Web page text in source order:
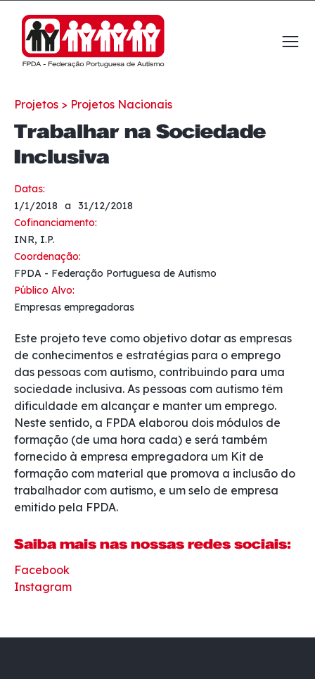
este
inclui
acessibilidade.
Projetos > Projetos Nacionais
Trabalhar na Sociedade
Inclusiva
Datas:
1/1/2018
a 31/12/2018
Cofinanciamento:
INR, I.P.
Coordenação:
FPDA - Federação Portuguesa de Autismo
Público Alvo:
Empresas empregadoras
Este projeto teve como objetivo dotar as empresas
de conhecimentos e estratégias para o emprego
das pessoas com autismo, contribuindo para uma
sociedade inclusiva. As pessoas com autismo têm
dificuldade em alcançar e manter um emprego.
Neste sentido, a FPDA elaborou dois módulos de
formação (de uma hora cada) e será também
fornecido à empresa empregadora um Kit de
formação com material que promova a inclusão do
trabalhador com autismo, e um selo de empresa
emitido pela FPDA.
Saiba mais nas nossas redes sociais:
Facebook
Instagram